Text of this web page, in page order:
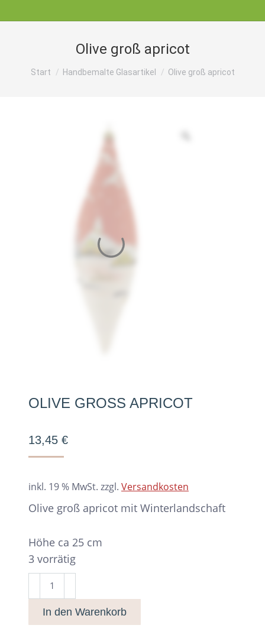
Olive groß apricot
Sie befinden sich hier:
Start Handbemalte Glasartikel Olive groß apricot
OLIVE GROSS APRICOT
13,45 €
inkl. 19 % MwSt. zzgl. Versandkosten
Olive groß apricot mit Winterlandschaft
Höhe ca 25 cm
3 vorrätig
Olive
groß
apricot
In den Warenkorb